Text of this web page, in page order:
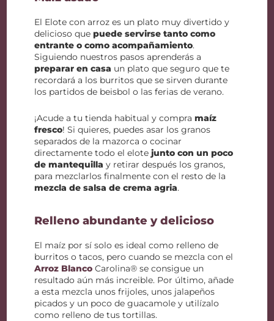
El Elote con arroz es un plato muy divertido y
delicioso quepuede servirse tanto como
entrante o como acompañamiento.
Siguiendo nuestros pasos aprenderás a
preparar en casa un plato que seguro que te
recordará a los burritos que se sirven durante
los partidos de beisbol o las ferias de verano.
¡Acude a tu tienda habitual y compramaíz
fresco! Si quieres, puedes asar los granos
separados de la mazorca o cocinar
directamente todo el elotejunto con un poco
de mantequilla y retirar después los granos,
para mezclarlos finalmente con el resto de la
mezcla de salsa de crema agria.
Relleno abundante y delicioso
El maíz por sí solo es ideal como relleno de
burritos o tacos, pero cuando se mezcla con el
Arroz Blanco Carolina® se consigue un
resultado aún más increible. Por último, añade
a esta mezcla unos frijoles, unos jalapeños
picados y un poco de guacamole y utilízalo
como relleno de tus tortillas.